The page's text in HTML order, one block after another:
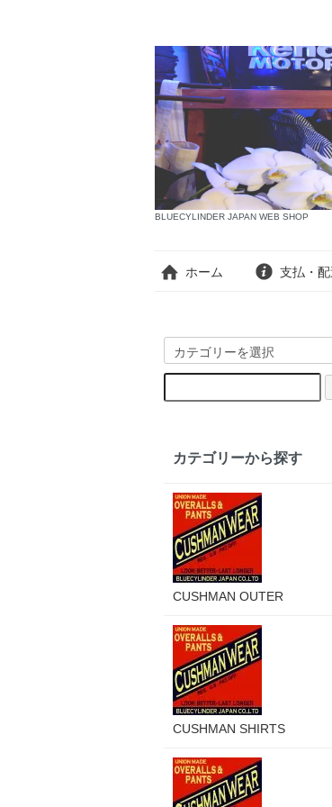
BLUECYLINDER JAPAN WEB SHOP
ホーム 支払・
カテゴリーから探す
CUSHMAN OUTER
CUSHMAN SHIRTS